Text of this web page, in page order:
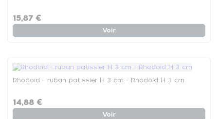
15,87 €
Voir
Rhodoïd - ruban patissier H 3 cm - Rhodoïd H 3 cm
14,88 €
Voir